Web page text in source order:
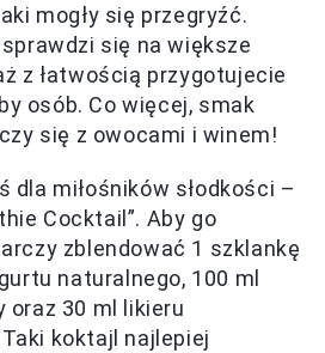
mogły się przegryźć.
się na większe
z łatwością przygotujecie
osób. Co więcej, smak
się z owocami i winem!
dla miłośników słodkości –
Cocktail”. Aby go
zblendować 1 szklankę
naturalnego, 100 ml
oraz 30 ml likieru
koktajl najlepiej